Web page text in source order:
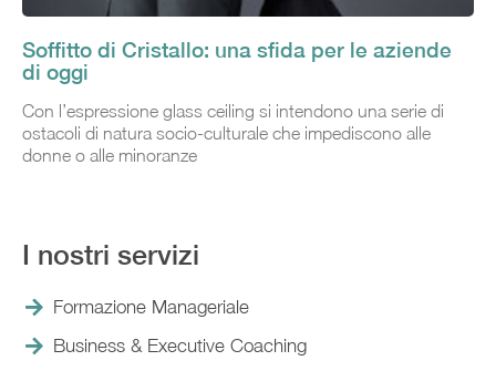
Soffitto di Cristallo: una sfida per le aziende
di oggi
Con l’espressione glass ceiling si intendono una serie di
ostacoli di natura socio-culturale che impediscono alle
donne o alle minoranze
I nostri servizi
Formazione Manageriale
Business & Executive Coaching